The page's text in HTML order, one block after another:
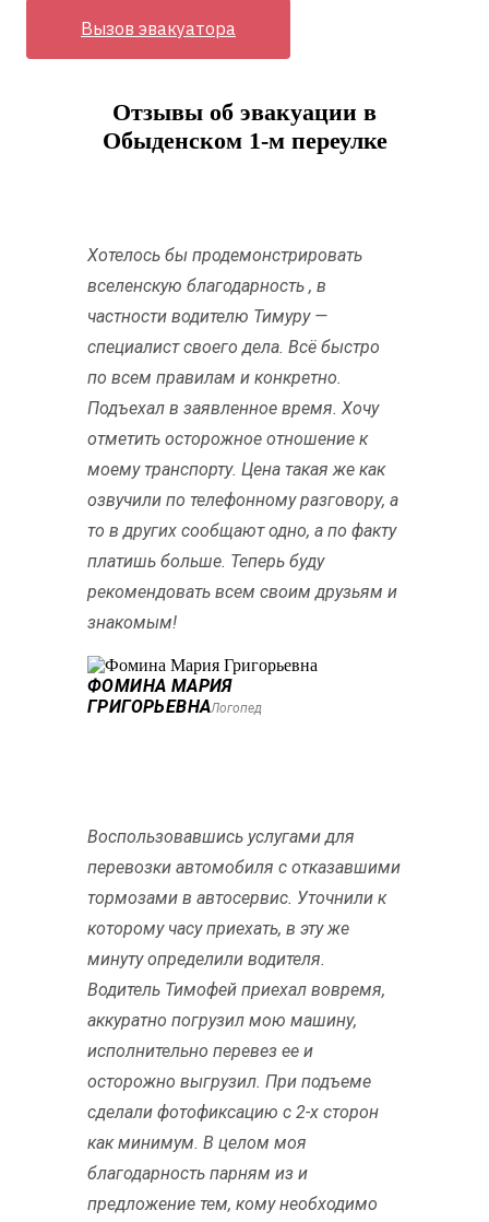
Вызов эвакуатора
Отзывы об эвакуации в
Обыденском 1-м переулке
Хотелось бы продемонстрировать
вселенскую благодарность , в
частности водителю Тимуру —
специалист своего дела. Всё быстро
по всем правилам и конкретно.
Подъехал в заявленное время. Хочу
отметить осторожное отношение к
моему транспорту. Цена такая же как
озвучили по телефонному разговору, а
то в других сообщают одно, а по факту
платишь больше. Теперь буду
рекомендовать всем своим друзьям и
знакомым!
ФОМИНА МАРИЯ
ГРИГОРЬЕВНАЛогопед
Воспользовавшись услугами для
перевозки автомобиля с отказавшими
тормозами в автосервис. Уточнили к
которому часу приехать, в эту же
минуту определили водителя.
Водитель Тимофей приехал вовремя,
аккуратно погрузил мою машину,
исполнительно перевез ее и
осторожно выгрузил. При подъеме
сделали фотофиксацию с 2-х сторон
как минимум. В целом моя
благодарность парням из и
предложение тем, кому необходимо